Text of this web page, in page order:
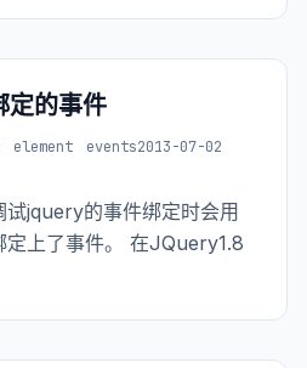
的事件
element events2013-07-02
jquery的事件绑定时会用
定上了事件。 在JQuery1.8